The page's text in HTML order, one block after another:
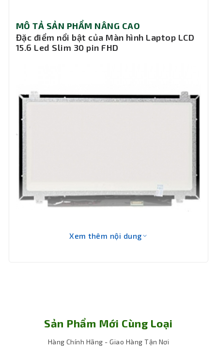
MÔ TẢ SẢN PHẨM NÂNG CAO
Đặc điểm nổi bật của Màn hình Laptop LCD
15.6 Led Slim 30 pin FHD
Cổng kết nối 30 pin, dễ dàng thay thế cho các
dòng laptop phổ biến như Asus, Acer, Dell,
HP, Lenovo,...
Xem thêm nội dung
Sản Phẩm Mới Cùng Loại
Hàng Chính Hãng - Giao Hàng Tận Nơi